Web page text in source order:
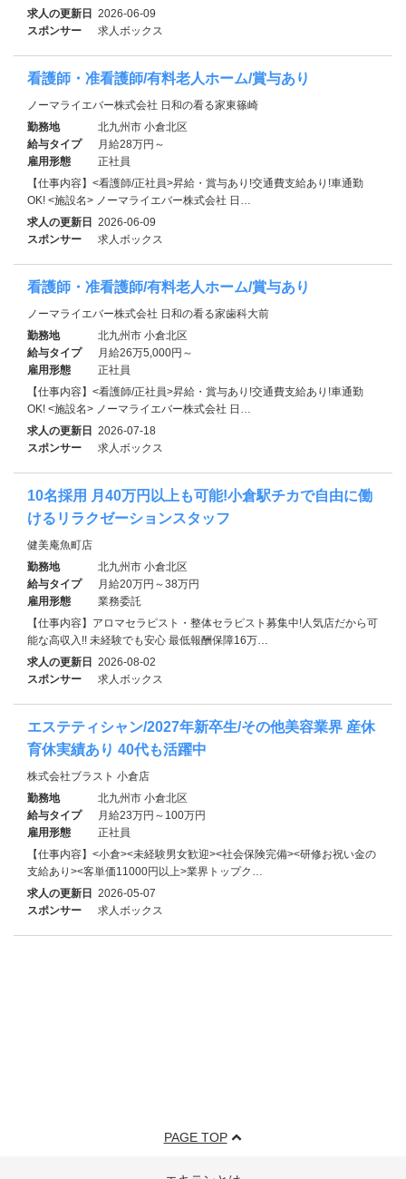
求人の更新日 2026-06-09
スポンサー
求人ボックス
看護師・准看護師/有料老人ホーム/賞与あり
ノーマライエバー株式会社 日和の看る家東篠崎
勤務地
北九州市 小倉北区
給与タイプ
月給28万円～
雇用形態
正社員
【仕事内容】<看護師/正社員>昇給・賞与あり!交通費支給あり!車通勤
OK! <施設名> ノーマライエバー株式会社 日…
求人の更新日 2026-06-09
スポンサー
求人ボックス
看護師・准看護師/有料老人ホーム/賞与あり
ノーマライエバー株式会社 日和の看る家歯科大前
勤務地
北九州市 小倉北区
給与タイプ
月給26万5,000円～
雇用形態
正社員
【仕事内容】<看護師/正社員>昇給・賞与あり!交通費支給あり!車通勤
OK! <施設名> ノーマライエバー株式会社 日…
求人の更新日 2026-07-18
スポンサー
求人ボックス
10名採用 月40万円以上も可能!小倉駅チカで自由に働
けるリラクゼーションスタッフ
健美庵魚町店
勤務地
北九州市 小倉北区
給与タイプ
月給20万円～38万円
雇用形態
業務委託
【仕事内容】アロマセラピスト・整体セラピスト募集中!人気店だから可
能な高収入!! 未経験でも安心 最低報酬保障16万…
求人の更新日 2026-08-02
スポンサー
求人ボックス
エステティシャン/2027年新卒生/その他美容業界 産休
育休実績あり 40代も活躍中
株式会社ブラスト 小倉店
勤務地
北九州市 小倉北区
給与タイプ
月給23万円～100万円
雇用形態
正社員
【仕事内容】<小倉><未経験男女歓迎><社会保険完備><研修お祝い金の
支給あり><客単価11000円以上>業界トップク…
求人の更新日 2026-05-07
スポンサー
求人ボックス
PAGE TOP